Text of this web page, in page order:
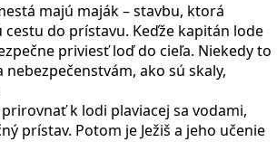
majú maják – stavbu, ktorá
cestu do prístavu. Keďže kapitán lode
priviesť loď do cieľa. Niekedy to
ako sú skaly,
k lodi plaviacej sa vodami,
prístav. Potom je Ježiš a jeho učenie